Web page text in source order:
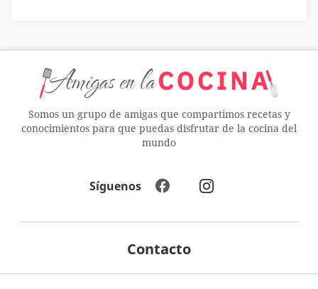
Somos un grupo de amigas que compartimos recetas y
conocimientos para que puedas disfrutar de la cocina del
mundo
Contacto
Síguenos